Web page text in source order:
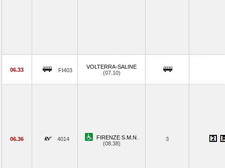
06.33 FI403
VOLTERRA-SALINE
(07.10)
06.36 4014
FIRENZE S.M.N.
(08.38)
3